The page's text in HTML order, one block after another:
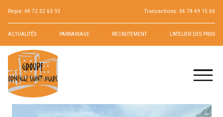
Regie: 04 72 02 63 93 Transactions: 04 78 49 15 60
ACTUALITÉS PARRAINAGE RECRUTEMENT L’ATELIER DES PROS